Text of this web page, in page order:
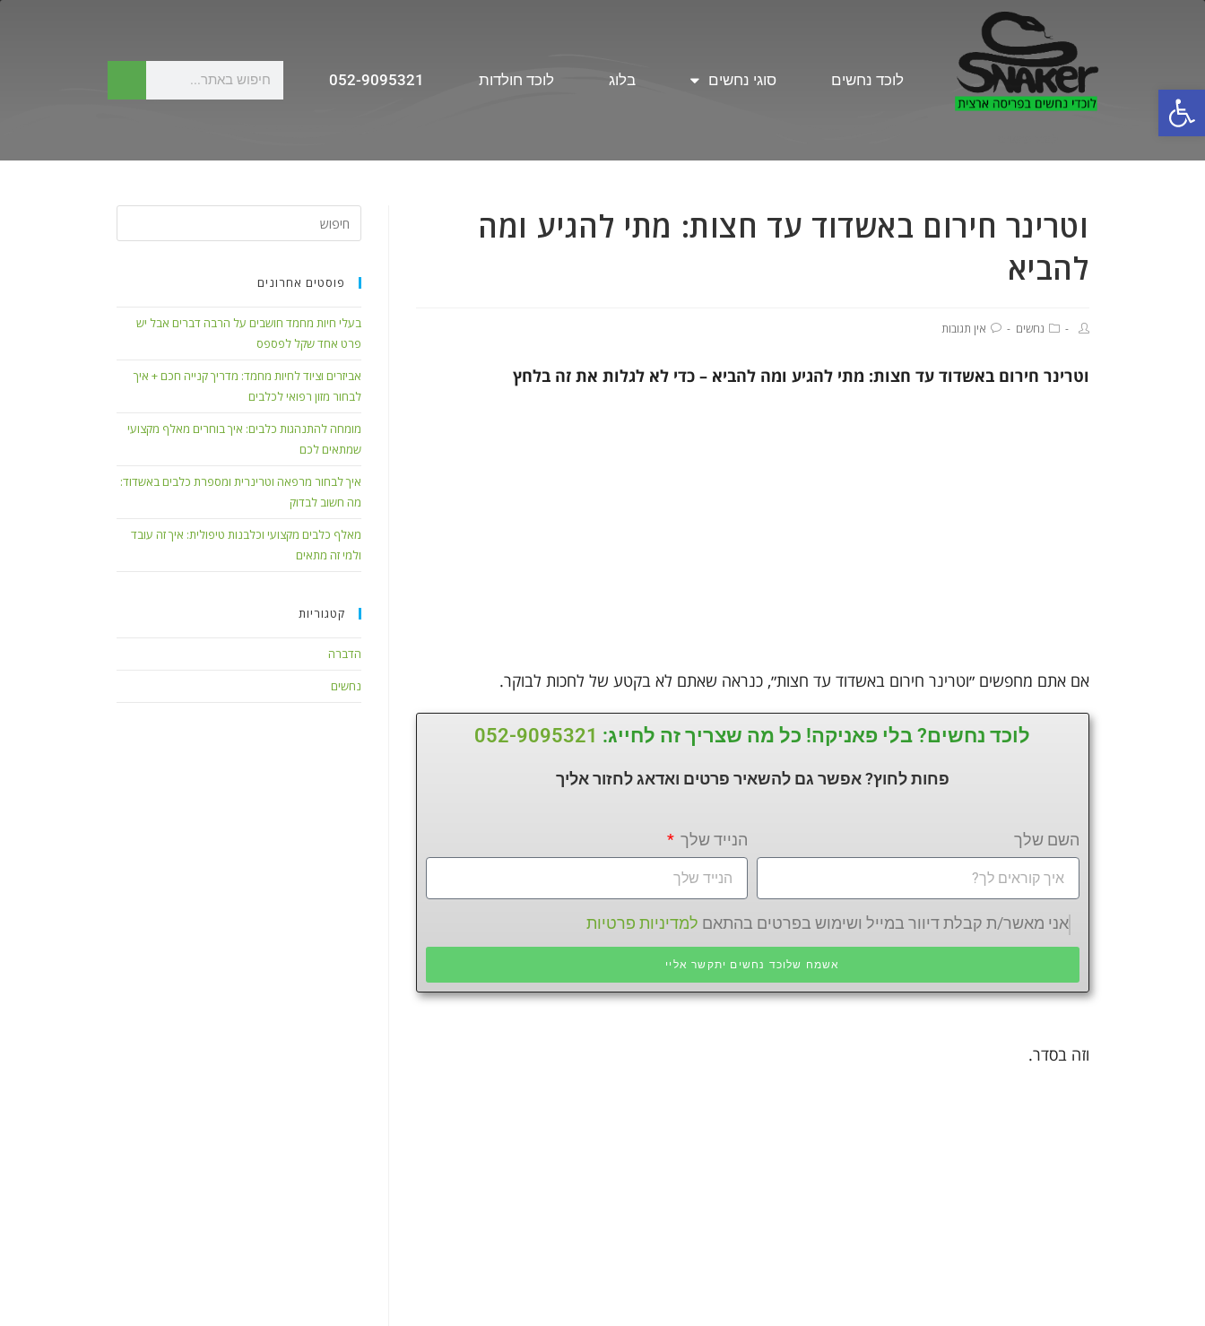
פתח סרגל נגישות לוכד נחשים סוגי נחשים בלוג לוכד חולדות 052-9095321
וטרינר חירום באשדוד עד חצות: מתי להגיע ומה
להביא
נחשים אין תגובות
וטרינר חירום באשדוד עד חצות: מתי להגיע ומה להביא – כדי לא לגלות את זה בלחץ
אם אתם מחפשים ״וטרינר חירום באשדוד עד חצות״, כנראה שאתם לא בקטע של לחכות לבוקר.
לוכד נחשים? בלי פאניקה! כל מה שצריך זה לחייג: 052-9095321
פחות לחוץ? אפשר גם להשאיר פרטים ואדאג לחזוראליך
השם שלך הנייד שלך
אני מאשר/ת קבלת דיוור במייל ושימוש בפרטים בהתאם למדיניות פרטיות
אשמח שלוכד נחשים יתקשר אליי
וזה בסדר.
פוסטים אחרונים
בעלי חיות מחמד חושבים על הרבה דברים אבל יש
פרט אחד שקל לפספס
אביזרים וציוד לחיות מחמד: מדריך קנייה חכם + איך
לבחור מזון רפואי לכלבים
מומחה להתנהגות כלבים: איך בוחרים מאלף מקצועי
שמתאים לכם
איך לבחור מרפאה וטרינרית ומספרת כלבים באשדוד:
מה חשוב לבדוק
מאלף כלבים מקצועי וכלבנות טיפולית: איך זה עובד
ולמי זה מתאים
קטגוריות
הדברה
נחשים